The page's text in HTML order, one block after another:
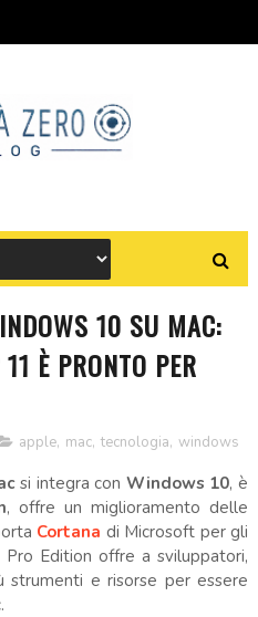
10 SU MAC:
È PRONTO PER
apple, mac, tecnologia, windows
si integra con Windows 10, è
, offre un miglioramento delle
Cortana di Microsoft per gli
Edition offre a sviluppatori,
strumenti e risorse per essere